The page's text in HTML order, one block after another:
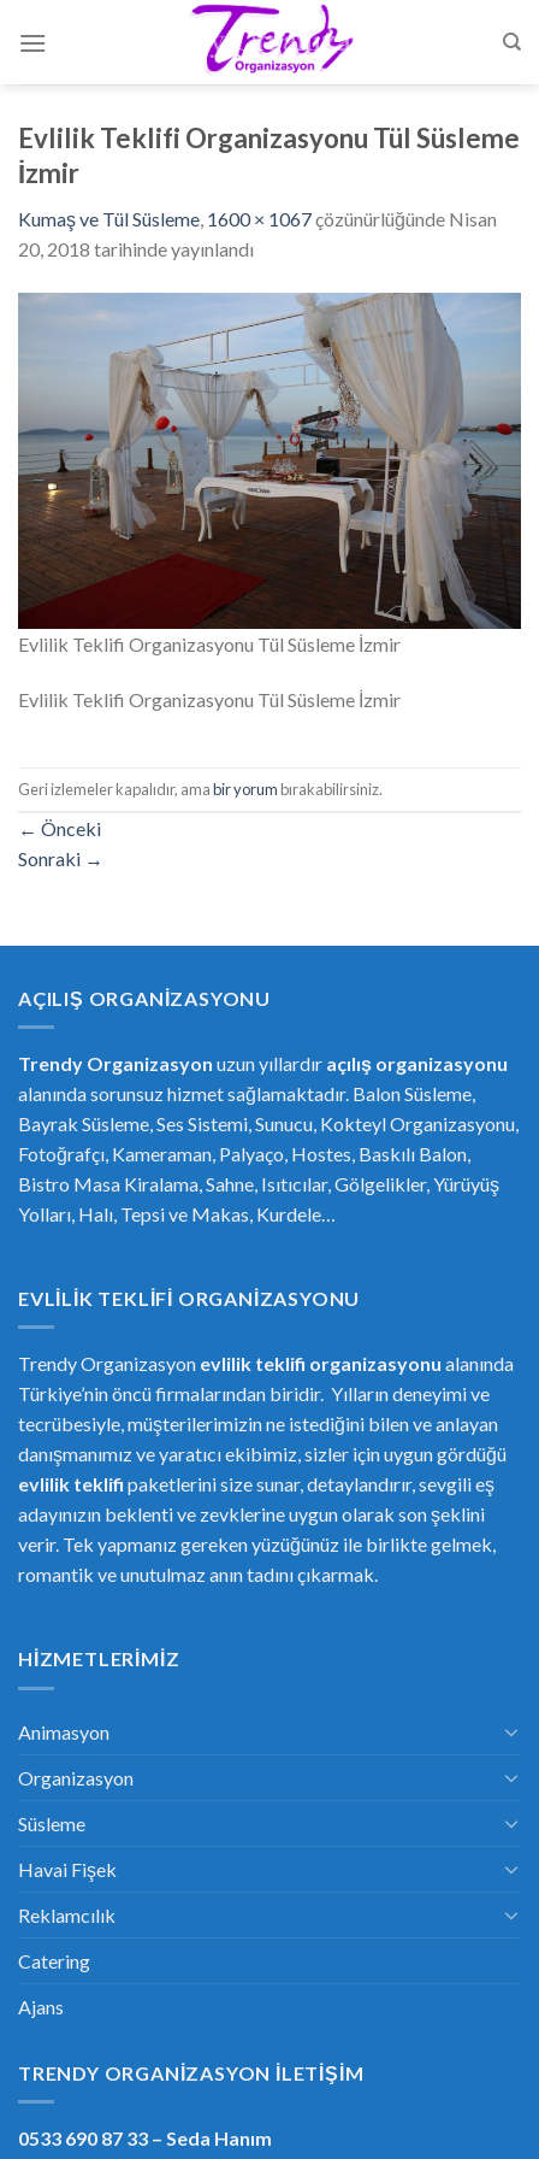
Evlilik Teklifi Organizasyonu Tül Süsleme
İzmir
Kumaş ve Tül Süsleme, 1600 × 1067çözünürlüğünde Nisan
20, 2018 tarihinde yayınlandı
Evlilik Teklifi Organizasyonu Tül Süsleme İzmir
Evlilik Teklifi Organizasyonu Tül Süsleme İzmir
Geri izlemeler kapalıdır, amabir yorumbırakabilirsiniz.
← Önceki
Sonraki →
AÇILIŞ ORGANIZASYONU
Trendy Organizasyon uzun yıllardır açılış organizasyonu
alanında sorunsuz hizmet sağlamaktadır. Balon Süsleme,
Bayrak Süsleme, Ses Sistemi, Sunucu, Kokteyl Organizasyonu,
Fotoğrafçı, Kameraman, Palyaço, Hostes, Baskılı Balon,
Bistro Masa Kiralama, Sahne, Isıtıcılar, Gölgelikler, Yürüyüş
Yolları, Halı, Tepsi ve Makas, Kurdele…
EVLILIK TEKLIFI ORGANIZASYONU
Trendy Organizasyon evlilik teklifi organizasyonu alanında
Türkiye’nin öncü firmalarından biridir. Yılların deneyimi ve
tecrübesiyle, müşterilerimizin ne istediğini bilen ve anlayan
danışmanımız ve yaratıcı ekibimiz, sizler için uygun gördüğü
evlilik teklifi paketlerini size sunar, detaylandırır, sevgili eş
adayınızın beklenti ve zevklerine uygun olarak son şeklini
verir. Tek yapmanız gereken yüzüğünüz ile birlikte gelmek,
romantik ve unutulmaz anın tadını çıkarmak.
HIZMETLERIMIZ
Animasyon
Organizasyon
Süsleme
Havai Fişek
Reklamcılık
Catering
Ajans
TRENDY ORGANIZASYON İLETIŞIM
0533 690 87 33 – Seda Hanım